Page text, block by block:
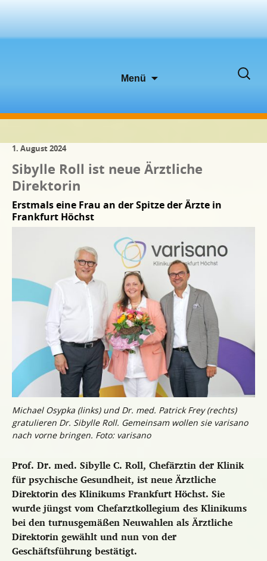
Menü
Suchen
1. August 2024
Sibylle Roll ist neue Ärztliche
Direktorin
Erstmals eine Frau an der Spitze der Ärzte in
Frankfurt Höchst
Michael Osypka (links) und Dr. med. Patrick Frey (rechts)
gratulieren Dr. Sibylle Roll. Gemeinsam wollen sie varisano
nach vorne bringen. Foto: varisano
Prof. Dr. med. Sibylle C. Roll, Chefärztin der Klinik
für psychische Gesundheit, ist neue Ärztliche
Direktorin des Klinikums Frankfurt Höchst. Sie
wurde jüngst vom Chefarztkollegium des Klinikums
bei den turnusgemäßen Neuwahlen als Ärztliche
Direktorin gewählt und nun von der
Geschäftsführung bestätigt.